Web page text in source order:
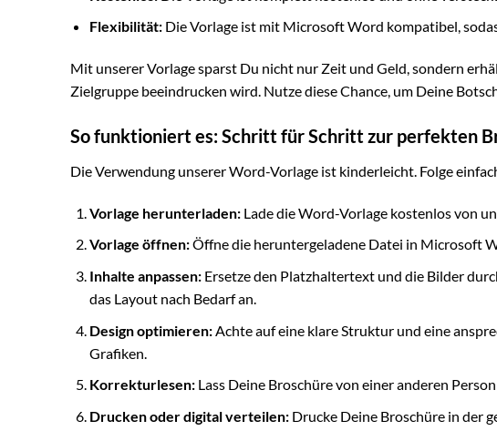
Flexibilität:Die Vorlage ist mit Microsoft Word kompatibel,
Mit unserer Vorlage sparst Du nicht nur Zeit und Geld, sondern
Zielgruppe beeindrucken wird. Nutze diese Chance, um Deine
So funktioniert es: Schritt für Schritt zur perfekten
Die Verwendung unserer Word-Vorlage ist kinderleicht. Folge
Vorlage herunterladen:Lade die Word-Vorlage kostenlos von
Vorlage öffnen:Öffne die heruntergeladene Datei in Microsoft
Inhalte anpassen:Ersetze den Platzhaltertext und die Bilder
das Layout nach Bedarf an.
Design optimieren:Achte auf eine klare Struktur und eine
Grafiken.
Korrekturlesen:Lass Deine Broschüre von einer anderen
Drucken oder digital verteilen:Drucke Deine Broschüre in der